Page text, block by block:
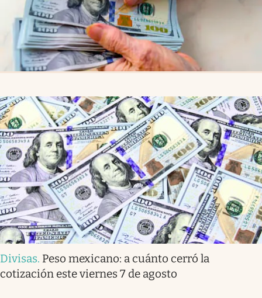
Divisas. Peso mexicano: a cuánto cerró la
cotización este viernes 7 de agosto